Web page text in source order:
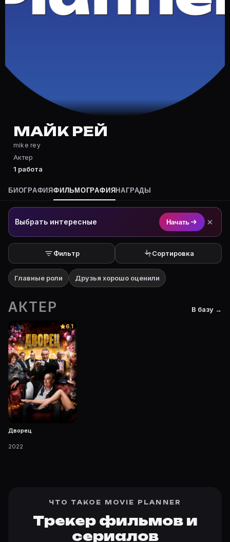
Частые вопросы о Майк Рей
Полный список — на Movie Planner: https://movie-
Кто такой(ая) Майк Рей?
Майк Рей — Актер. Биография и роли на карточке
Где открыть фильмографию Майк Рей?
На Movie Planner: https://movie-planner.ru/s/
МАЙК РЕЙ
mike rey
Актер
1 работа
БИОГРАФИЯФИЛЬМОГРАФИЯ НАГРАДЫ
Выбрать интересные Начать ×
Фильтр Сортировка
Главные роли Друзья хорошо оценили
АКТЕР В базу →
6.1
Дворец
2022
ЧТО ТАКОЕ MOVIE PLANNER
Трекер фильмов и
сериалов